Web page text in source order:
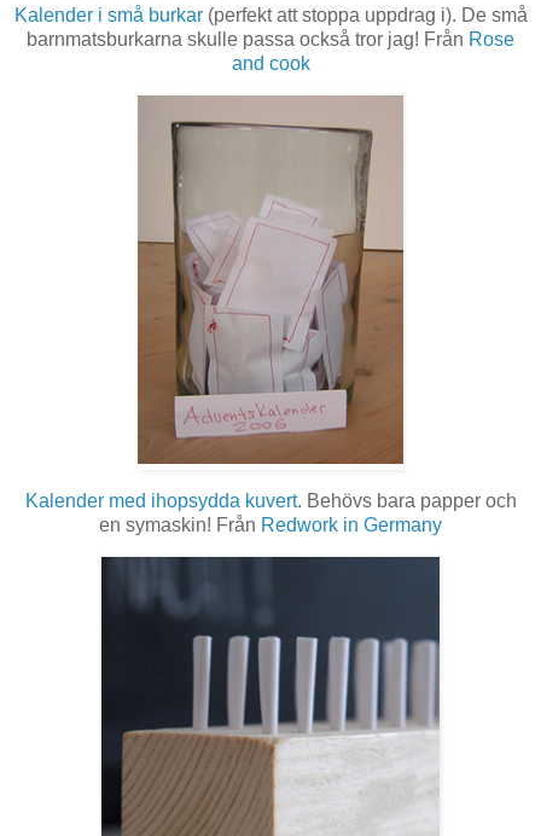
Kalender i små burkar(perfekt att stoppa uppdrag i). De små
barnmatsburkarna skulle passa också tror jag! Från Rose
and cook
Kalender med ihopsydda kuvert. Behövs bara papper och
en symaskin! Från Redwork in Germany